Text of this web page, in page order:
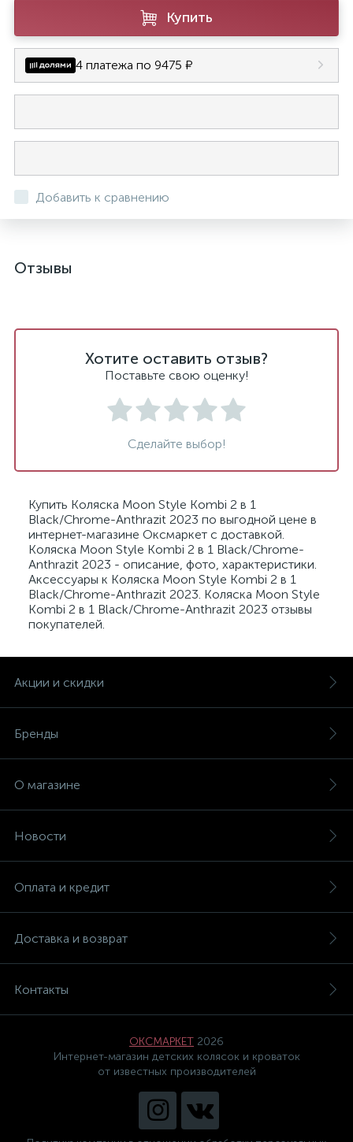
Купить
4 платежа по 9475 ₽
Добавить к сравнению
Отзывы
Хотите оставить отзыв?
Поставьте свою оценку!
Сделайте выбор!
Купить Коляска Moon Style Kombi 2 в 1
Black/Chrome-Anthrazit 2023 по выгодной цене в
интернет-магазине Оксмаркет с доставкой.
Коляска Moon Style Kombi 2 в 1 Black/Chrome-
Anthrazit 2023 - описание, фото, характеристики.
Аксессуары к Коляска Moon Style Kombi 2 в 1
Black/Chrome-Anthrazit 2023. Коляска Moon Style
Kombi 2 в 1 Black/Chrome-Anthrazit 2023 отзывы
покупателей.
Акции и скидки
Бренды
О магазине
Новости
Оплата и кредит
Доставка и возврат
Контакты
ОКСМАРКЕТ 2026
Интернет-магазин детских колясок и кроваток
от известных производителей